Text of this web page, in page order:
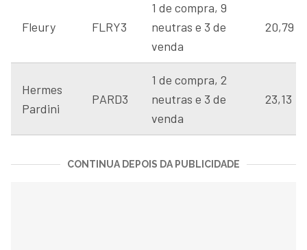
Fleury FLRY3
1 de compra, 9
neutras e 3 de
venda
20,79
Hermes
Pardini
PARD3
1 de compra, 2
neutras e 3 de
venda
23,13
CONTINUA DEPOIS DA PUBLICIDADE